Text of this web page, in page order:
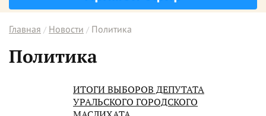
Главная Новости Политика
Политика
ИТОГИ ВЫБОРОВ ДЕПУТАТА
УРАЛЬСКОГО ГОРОДСКОГО